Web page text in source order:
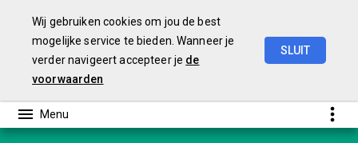
Wij gebruiken cookies om jou de best
mogelijke service te bieden. Wanneer je
verder navigeert accepteer je de
voorwaarden
SLUIT